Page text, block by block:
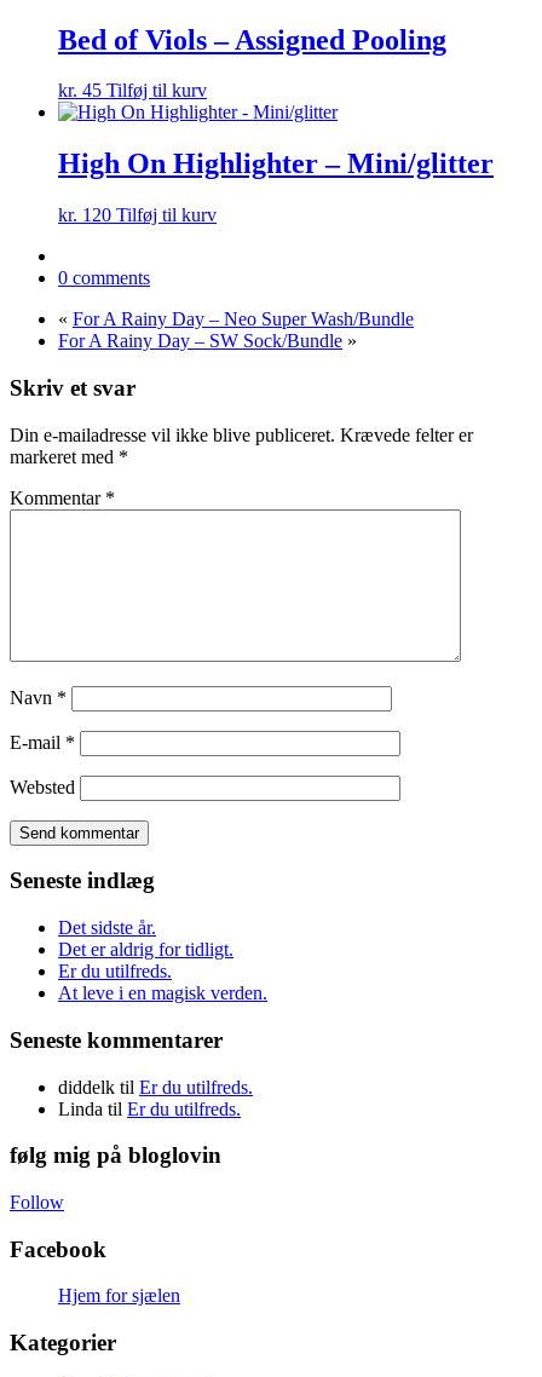
var:
kr. 335.
er:
kr. 234.
Bed of Viols – Assigned Pooling
kr. 45 Tilføj til kurv
High On Highlighter – Mini/glitter
kr. 120 Tilføj til kurv
0 comments
« For A Rainy Day – Neo Super Wash/Bundle
For A Rainy Day – SW Sock/Bundle »
Skriv et svar
Din e-mailadresse vil ikke blive publiceret. Krævede felter er
markeret med *
Kommentar *
Navn *
E-mail *
Websted
Seneste indlæg
Det sidste år.
Det er aldrig for tidligt.
Er du utilfreds.
At leve i en magisk verden.
Seneste kommentarer
diddelk til Er du utilfreds.
Linda til Er du utilfreds.
følg mig på bloglovin
Follow
Facebook
Hjem for sjælen
Kategorier